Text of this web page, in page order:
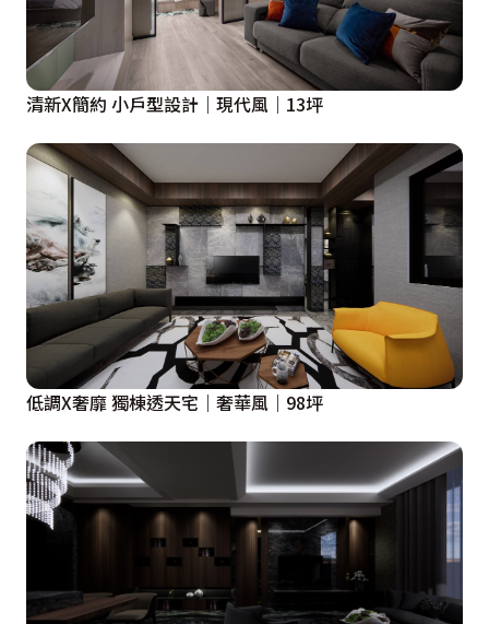
清新X簡約 小戶型設計｜現代風｜13坪
低調X奢靡 獨棟透天宅｜奢華風｜98坪